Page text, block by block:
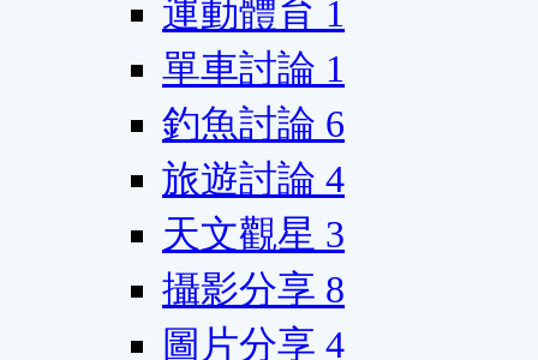
運動體育 1
單車討論 1
釣魚討論 6
旅遊討論 4
天文觀星 3
攝影分享 8
圖片分享 4